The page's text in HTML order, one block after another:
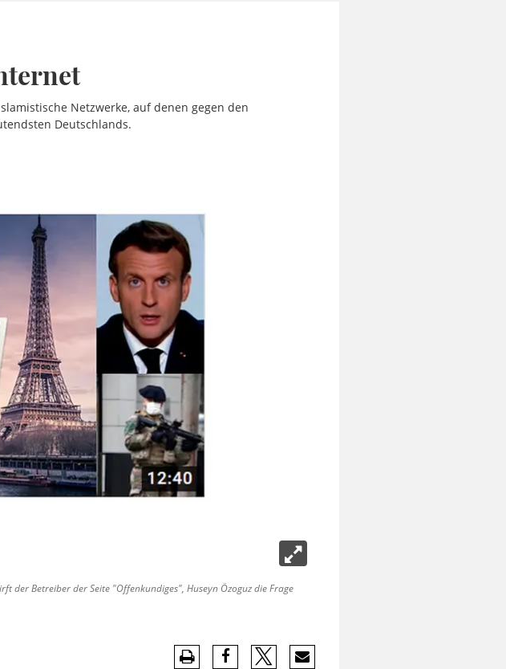
Netzwerke, auf denen gegen den
Deutschlands.
der Betreiber der Seite "Offenkundiges", Huseyn Özoguz die Frage